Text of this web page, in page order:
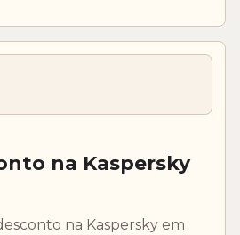
na Kaspersky
na Kaspersky em